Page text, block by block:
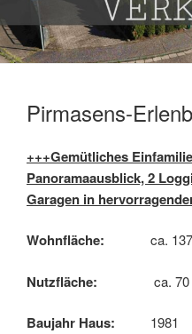
Pirmasens-
+++Gemütliches
Panoramaausblick, 2
Garagen in
Wohnfläche: ca.
Nutzfläche: ca. 70
Baujahr Haus: 1981